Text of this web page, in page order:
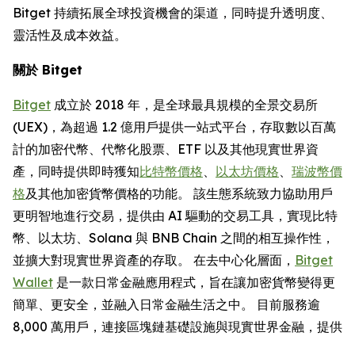
Bitget 持續拓展全球投資機會的渠道，同時提升透明度、
靈活性及成本效益。
關於 Bitget
Bitget 成立於 2018 年，是全球最具規模的全景交易所
(UEX)，為超過 1.2 億用戶提供一站式平台，存取數以百萬
計的加密代幣、代幣化股票、ETF 以及其他現實世界資
產，同時提供即時獲知比特幣價格、 以太坊價格、 瑞波幣價
格及其他加密貨幣價格的功能。 該生態系統致力協助用戶
更明智地進行交易，提供由 AI 驅動的交易工具，實現比特
幣、以太坊、Solana 與 BNB Chain 之間的相互操作性，
並擴大對現實世界資產的存取。 在去中心化層面， Bitget
Wallet 是一款日常金融應用程式，旨在讓加密貨幣變得更
簡單、更安全，並融入日常金融生活之中。 目前服務逾
8,000 萬用戶，連接區塊鏈基礎設施與現實世界金融，提供